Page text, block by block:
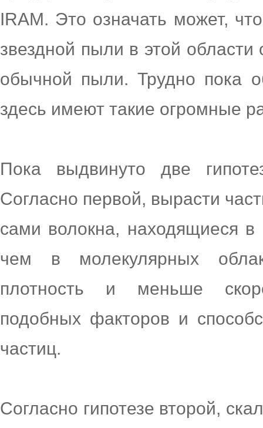
IRAM. Это означать может,
звездной пыли в этой
обычной пыли. Трудно пока
здесь имеют такие огромные
Пока выдвинуто две
Согласно первой, вырасти
сами волокна, находящиеся в
чем в молекулярных
плотность и меньше
подобных факторов и
частиц.
Согласно гипотезе второй,